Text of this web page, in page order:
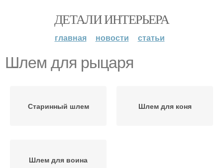
ДЕТАЛИ ИНТЕРЬЕРА
главная новости статьи
Шлем для рыцаря
Старинный шлем Шлем для коня
Шлем для воина